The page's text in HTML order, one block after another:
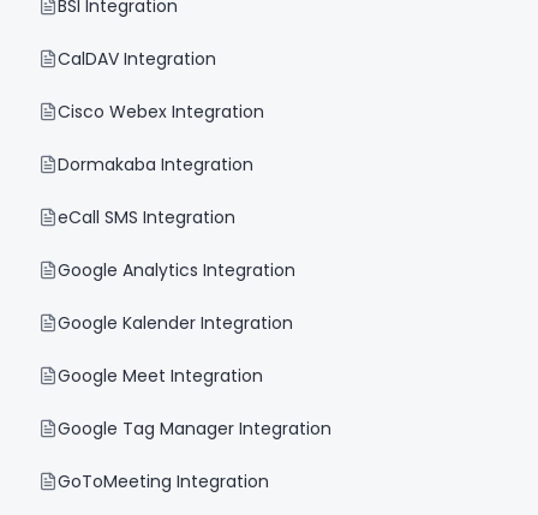
BSI Integration
CalDAV Integration
Cisco Webex Integration
Dormakaba Integration
eCall SMS Integration
Google Analytics Integration
Google Kalender Integration
Google Meet Integration
Google Tag Manager Integration
GoToMeeting Integration